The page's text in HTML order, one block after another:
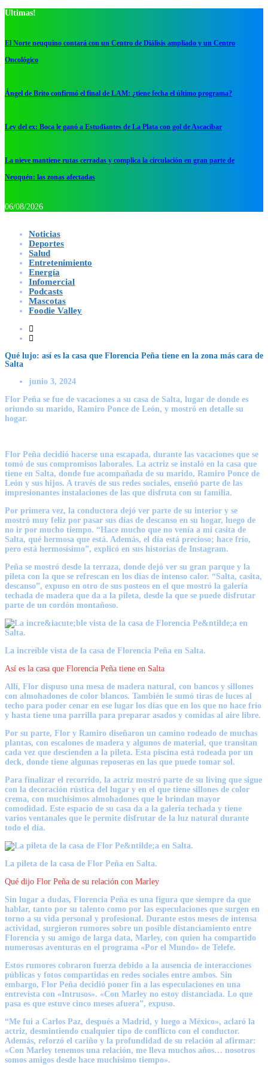
Ultimas!
El Norte neuquino contará con un Centro de Diálisis ampliado y un Centro
Oncológico
Ángel de Brito confirmó el final de LAM: ¿tiene fecha el último programa?
Ley del ex: Boca le ganó a Estudiantes de La Plata con gol de Ascacibar
La nieve mantiene rutas cerradas y complica la circulación en gran parte de
Neuquén: las zonas afectadas
06/08/2026
Noticias
Deportes
Salud
Entretenimiento
Energía
Infomercial
Podcasts
Mascotas
Foodie Valley
Qué lujo: así es la casa que Florencia Peña tiene en la zona más cara de
Salta
junio 3, 2024
Flor Peña se fue de vacaciones a su casa de Salta, lugar de donde es
oriundo su marido, Ramiro Ponce de León, y mostró en detalle su
hogar.
Flor Peña decidió hacerse una escapada, durante las vacaciones que se
tomó de sus compromisos laborales. La actriz se instaló en la casa que
tiene en Salta, donde fue acompañada de su marido, Ramiro Ponce de
León y sus hijos. A través de sus redes sociales, enseñó parte de las
impresionantes instalaciones de las que disfruta con su familia.
Por primera vez, la conductora dejó ver parte de su interior y se
mostró muy feliz por pasar sus días de descanso en su hogar, luego de
no ir por mucho tiempo. “Hace mucho que no venía a mi casita de
Salta, qué hermosa que está. Además, el día está precioso; hace frío,
pero está hermosísimo”, explicó en sus historias de Instagram.
Peña se mostró desde la terraza, donde dejó ver su gran parque y la
pileta con la que se refrescan en los días de intenso calor. “Salta, casita,
descanso”, expuso en otro de sus posteos en el que mostró la galería
techada de madera que da a la pileta, desde la que se puede disfrutar
parte de un cordón montañoso.
La increíble vista de la casa de Florencia Peña en Salta.
Así es la casa que Florencia Peña tiene en Salta
Allí, Flor dispuso una mesa de madera natural, con bancos y sillones
con almohadones de color blancos. También le sumó tiras de luces al
techo para poder cenar en ese lugar los días que en los que no hace frío
y hasta tiene una parrilla para preparar asados y comidas al aire libre.
Por su parte, Flor y Ramiro diseñaron un camino rodeado de muchas
plantas, con escalones de madera y algunos de material, que transitan
cada vez que descienden a la pileta. Esta piscina está rodeada por un
deck, donde tiene algunas reposeras en las que puede tomar sol.
Para finalizar el recorrido, la actriz mostró parte de su living que sigue
con la decoración rústica del lugar y en el que tiene sillones de color
crema, con muchísimos almohadones que le brindan mayor
comodidad. Este espacio de su casa da a la galería techada y tiene
varios ventanales que le permite disfrutar de la luz natural durante
todo el día.
La pileta de la casa de Flor Peña en Salta.
Qué dijo Flor Peña de su relación con Marley
Sin lugar a dudas, Florencia Peña es una figura que siempre da que
hablar, tanto por su talento como por las especulaciones que surgen en
torno a su vida personal y profesional. Durante estos meses de intensa
actividad, surgieron rumores sobre un posible distanciamiento entre
Florencia y su amigo de larga data, Marley, con quien ha compartido
numerosas aventuras en el programa «Por el Mundo» de Telefe.
Estos rumores cobraron fuerza debido a la ausencia de interacciones
públicas y fotos compartidas en redes sociales entre ambos. Sin
embargo, Flor Peña decidió poner fin a las especulaciones en una
entrevista con «Intrusos». «Con Marley no estoy distanciada. Lo que
pasa es que estuve cinco meses afuera”, expuso.
“Me fui a Carlos Paz, después a Madrid, y luego a México», aclaró la
actriz, desmintiendo cualquier tipo de conflicto con el conductor.
Además, reforzó el cariño y la profundidad de su relación al afirmar:
«Con Marley tenemos una relación, me lleva muchos años… nosotros
somos amigos desde hace muchísimo tiempo».